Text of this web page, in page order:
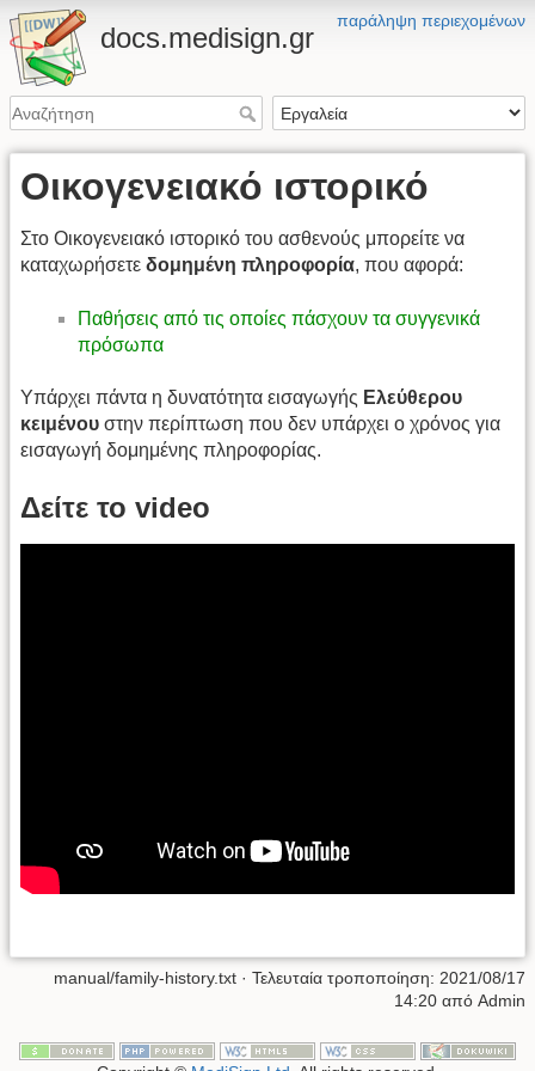
παράληψη περιεχομένων
docs.medisign.gr
Οικογενειακό ιστορικό
Στο Οικογενειακό ιστορικό του ασθενούς μπορείτε να
καταχωρήσετε δομημένη πληροφορία, που αφορά:
Παθήσεις από τις οποίες πάσχουν τα συγγενικά
πρόσωπα
Υπάρχει πάντα η δυνατότητα εισαγωγής Ελεύθερου
κειμένου στην περίπτωση που δεν υπάρχει ο χρόνος για
εισαγωγή δομημένης πληροφορίας.
Δείτε το video
manual/family-history.txt · Τελευταία τροποποίηση: 2021/08/17
14:20 από Admin